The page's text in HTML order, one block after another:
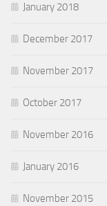
January 2018
December 2017
November 2017
October 2017
November 2016
January 2016
November 2015